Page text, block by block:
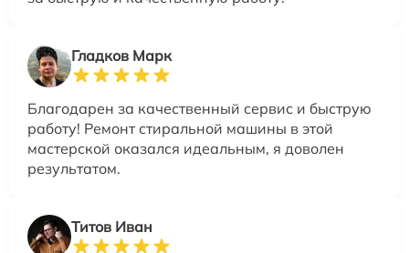
Гладков Марк
Благодарен за качественный сервис и быструю
работу! Ремонт стиральной машины в этой
мастерской оказался идеальным, я доволен
результатом.
Титов Иван